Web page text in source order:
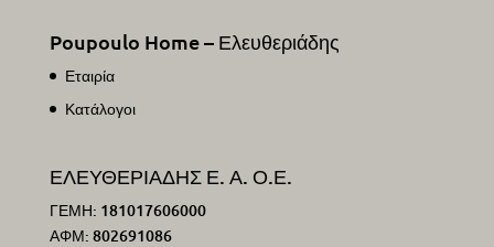
Poupoulo Home – Ελευθεριάδης
Εταιρία
Κατάλογοι
ΕΛΕΥΘΕΡΙΑΔΗΣ Ε. Α. Ο.Ε.
ΓΕΜΗ: 181017606000
ΑΦΜ: 802691086